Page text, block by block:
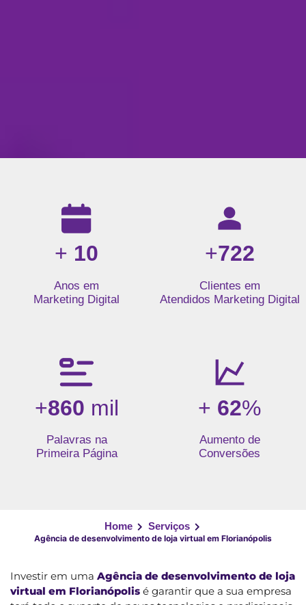
Resultados da nossa agência de marketing digital: mais
+ 10
Anos em
Marketing Digital
+722
Clientes em
Atendidos Marketing Digital
+860 mil
Palavras na
Primeira Página
+ 62%
Aumento de
Conversões
Home Serviços
Agência de desenvolvimento de loja virtual em Florianópolis
Investir em uma Agência de desenvolvimento de loja
virtual em Florianópolis é garantir que a sua empresa